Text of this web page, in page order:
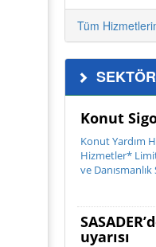
Tüm
Konut
Konut Yardım
Hizmetler* Limit
ve Danışmanlık
uyarısı